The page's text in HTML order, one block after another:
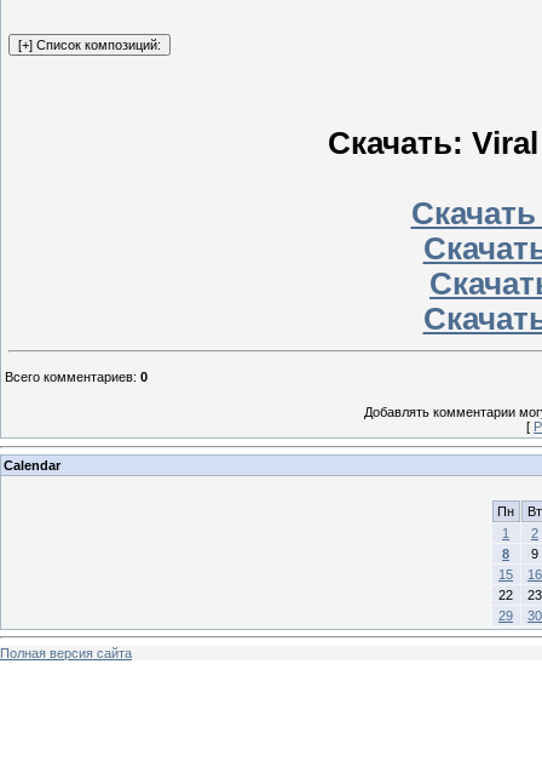
Скачать:
Всего комментариев: 0
Добавлять комментарии
[
Calendar
Пн
Вт
1
2
8
9
15
16
22
23
29
30
Полная версия сайта